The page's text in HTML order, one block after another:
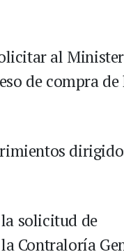
al
de compra de
solicitud de
Contraloría